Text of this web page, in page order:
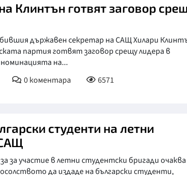
Клинтън готвят заговор
държавен секретар на САЩ Хилари
партия готвят заговор срещу лидера в
на...
0коментара 6571
студенти на летни
за участие в летни студентски бригади очаква
да издаде на български студенти,